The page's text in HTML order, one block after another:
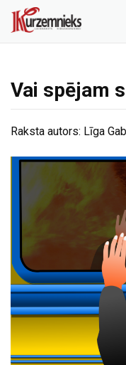
Vai spējam
Raksta autors: Līga